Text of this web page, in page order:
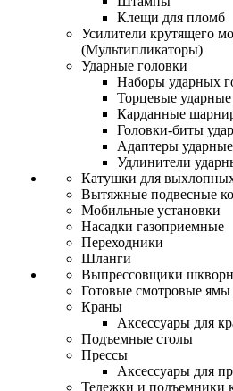
Клещи для пломб
Усилители крутящего
(Мультипликаторы)
Ударные головки
Наборы ударных
Торцевые ударные
Карданные
Головки-биты
Адаптеры
Удлинители
Катушки для выхлопных
Вытяжные подвесные
Мобильные установки
Насадки газоприемные
Переходники
Шланги
Выпрессовщики
Готовые смотровые ямы
Краны
Аксессуары для
Подъемные столы
Прессы
Аксессуары для
Тележки и подъемники